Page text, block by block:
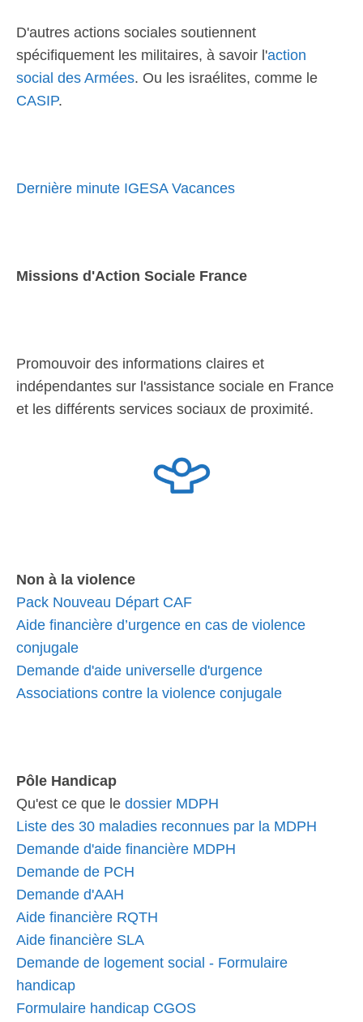
D'autres actions sociales soutiennent
spécifiquement les militaires, à savoir l'action
social des Armées. Ou les israélites, comme le
CASIP.
Dernière minute IGESA Vacances
Missions d'Action Sociale France
Promouvoir des informations claires et
indépendantes sur l'assistance sociale en France
et les différents services sociaux de proximité.
Non à la violence
Pack Nouveau Départ CAF
Aide financière d’urgence en cas de violence
conjugale
Demande d'aide universelle d'urgence
Associations contre la violence conjugale
Pôle Handicap
Qu'est ce que le dossier MDPH
Liste des 30 maladies reconnues par la MDPH
Demande d'aide financière MDPH
Demande de PCH
Demande d'AAH
Aide financière RQTH
Aide financière SLA
Demande de logement social - Formulaire
handicap
Formulaire handicap CGOS